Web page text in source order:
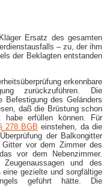
Ersatz des gesamten
– zu, der ihm
der Beklagten entstanden
erkennbare
zurückzuführen. Die
Befestigung des Geländers
daß die Brüstung schon
habe erfüllen können. Für
278 BGB einstehen, da die
der Balkongitter
vor dem Zimmer des
vor dem Nebenzimmer.
und des
gezielte und sorgfältige
geführt hätte. Die